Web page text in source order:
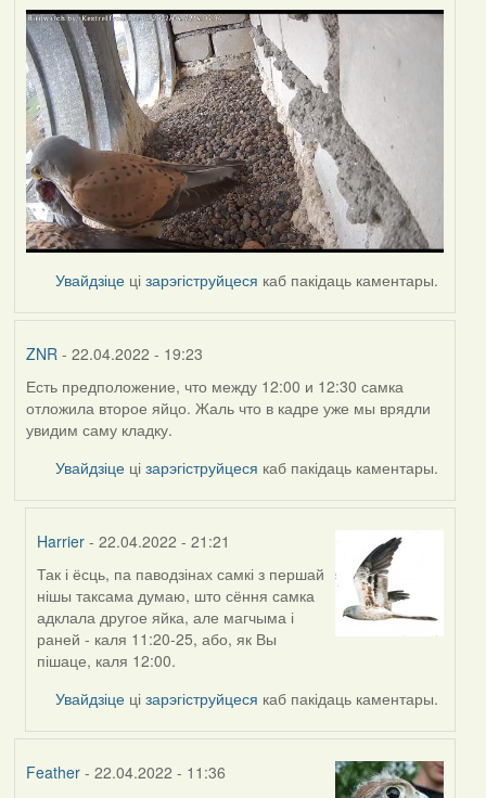
Увайдзіце цізарэгіструйцеся каб пакідаць каментары.
ZNR - 22.04.2022 - 19:23
Есть предположение, что между 12:00 и 12:30 самка
отложила второе яйцо. Жаль что в кадре уже мы врядли
увидим саму кладку.
Увайдзіце цізарэгіструйцеся каб пакідаць каментары.
Harrier - 22.04.2022 - 21:21
In
reply
to
by
ZNR
Так і ёсць, па паводзінах самкі з першай
нішы таксама думаю, што сёння самка
адклала другое яйка, але магчыма і
раней - каля 11:20-25, або, як Вы
пішаце, каля 12:00.
Увайдзіце цізарэгіструйцеся каб пакідаць каментары.
Feather- 22.04.2022 - 11:36